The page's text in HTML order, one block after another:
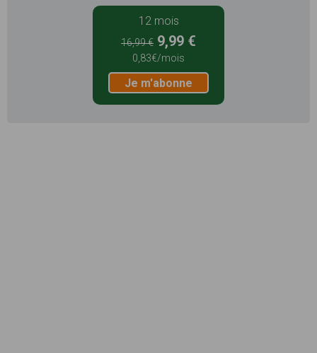
12 mois
16,99 € 9,99 €
0,83€/mois
Je m'abonne